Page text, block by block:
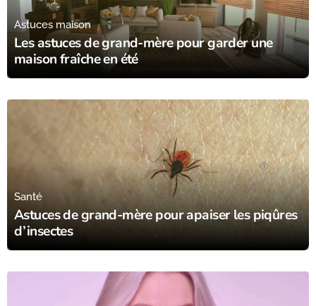
Les astuces de grand-mère pour garder une
maison fraîche en été
Astuces maison
Astuces de grand-mère pour apaiser les piqûres
d’insectes
Santé
12/08/23